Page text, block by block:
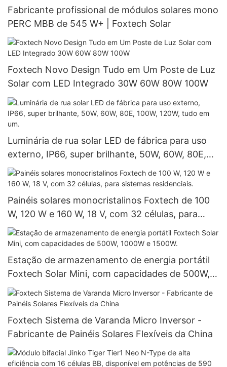
Fabricante profissional de módulos solares mono
PERC MBB de 545 W+ | Foxtech Solar
Foxtech Novo Design Tudo em Um Poste de Luz
Solar com LED Integrado 30W 60W 80W 100W
Luminária de rua solar LED de fábrica para uso
externo, IP66, super brilhante, 50W, 60W, 80E,
100W, 120W, tudo em um.
Painéis solares monocristalinos Foxtech de 100
W, 120 W e 160 W, 18 V, com 32 células, para
sistemas residenciais.
Estação de armazenamento de energia portátil
Foxtech Solar Mini, com capacidades de 500W,
1000W e 1500W.
Foxtech Sistema de Varanda Micro Inversor -
Fabricante de Painéis Solares Flexíveis da China